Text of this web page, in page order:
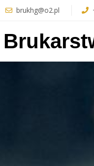
brukhg@o2.pl